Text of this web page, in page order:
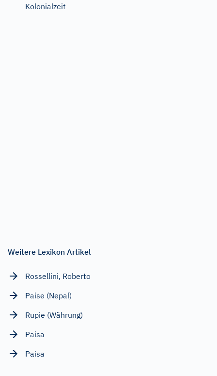
Kolonialzeit
Weitere Lexikon Artikel
Rossellini, Roberto
Paise (Nepal)
Rupie (Währung)
Paisa
Paisa